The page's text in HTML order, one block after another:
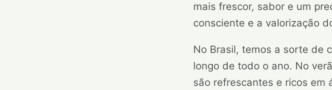
mais frescor, sabor e um
consciente e a valorização
No Brasil, temos a sorte de
longo de todo o ano. No
são refrescantes e ricos em